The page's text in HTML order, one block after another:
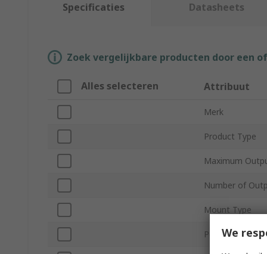
Specificaties Datasheets
Zoek vergelijkbare producten door een
Alles selecteren Attribuut
Merk
Product Type
Maximum
Number of
Mount Type
PowerWe